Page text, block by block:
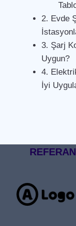
2. Evde
3. Şarj
Uygun?
4.
İyi